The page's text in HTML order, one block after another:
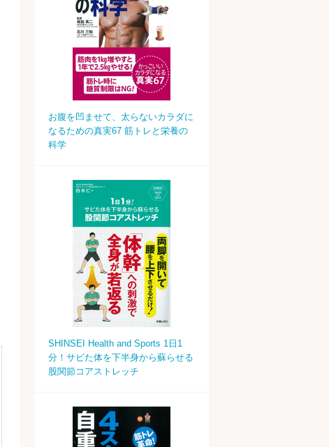
お腹を凹ませて、太らないカラダに
なるための真実67 筋トレと栄養の
科学
SHINSEI Health and Sports 1日1
分！サビた体を下半身から蘇らせる
股関節コアストレッチ